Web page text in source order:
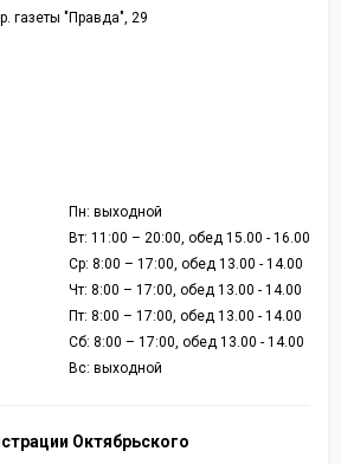
газеты "Правда", 29
Пн: выходной
Вт: 11:00 – 20:00, обед 15.00 - 16.00
Ср: 8:00 – 17:00, обед 13.00 - 14.00
Чт: 8:00 – 17:00, обед 13.00 - 14.00
Пт: 8:00 – 17:00, обед 13.00 - 14.00
Сб: 8:00 – 17:00, обед 13.00 - 14.00
Вс: выходной
Октябрьского